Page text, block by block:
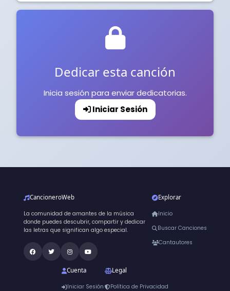
Dedicar esta canción
Inicia sesión para enviar dedicatorias.
Iniciar Sesión
CancioneroWeb
La comunidad de amantes de la música
donde puedes descubrir, compartir y dedicar
las letras que significan algo especial.
Explorar
Inicio
Buscar Canciones
Cantautores
Cuenta
Iniciar Sesión
Legal
Política de Privacidad